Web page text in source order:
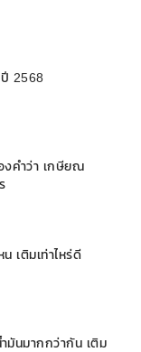
2568
งคำว่า เกษียณ
เติมเท่าไหร่ดี
นมากกว่ากัน เติม